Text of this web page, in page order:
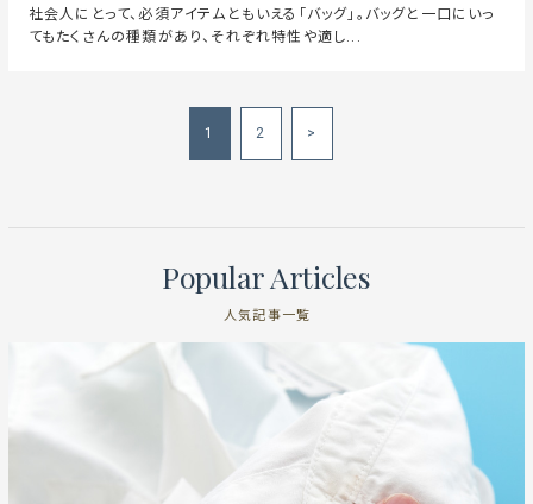
社会人にとって、必須アイテムともいえる「バッグ」。バッグと一口にいっ
てもたくさんの種類があり、それぞれ特性や適し...
1 2 >
Popular Articles
人気記事一覧